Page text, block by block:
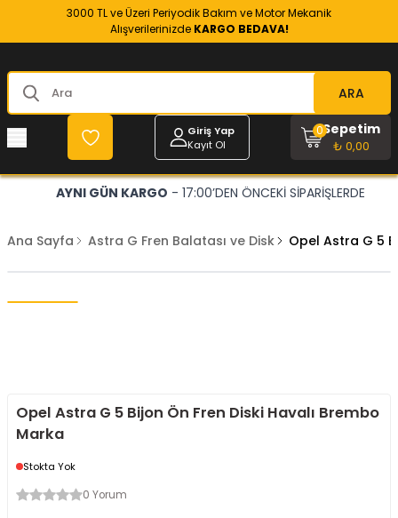
3000 TL ve Üzeri Periyodik Bakım ve Motor Mekanik
Alışverilerinizde KARGO BEDAVA!
ARA
Giriş Yap
Kayıt Ol
Sepetim
₺ 0,00
0
AYNI GÜN KARGO - 17:00’DEN ÖNCEKİ SİPARİŞLERDE
Ana Sayfa Astra G Fren Balatası ve Disk Opel Astra G 5
Opel Astra G 5 Bijon Ön Fren Diski Havalı Brembo
Marka
Stokta Yok
0 Yorum